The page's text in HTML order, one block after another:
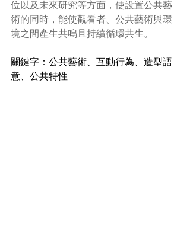
位以及未來研究等方面，使設置公共藝
術的同時，能使觀看者、公共藝術與環
境之間產生共鳴且持續循環共生。
關鍵字：公共藝術、互動行為、造型語
意、公共特性